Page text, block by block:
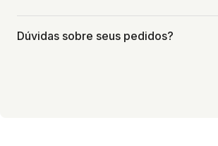
Dúvidas sobre seus pedidos?